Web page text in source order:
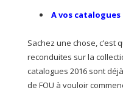
A vos catalogues
Sachez une chose,
reconduites sur la
catalogues 2016 sont
de FOU à vouloir